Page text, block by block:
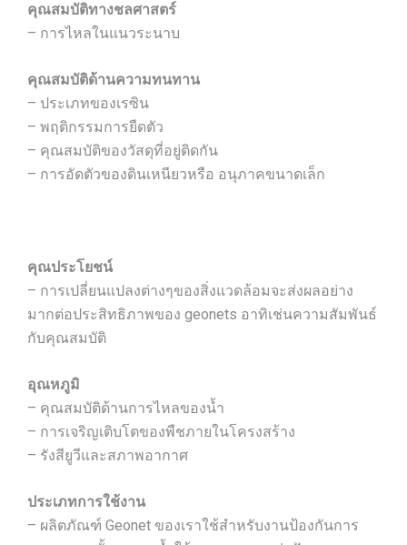
คุณสมบัติทางชลศาสตร์
– การไหลในแนวระนาบ
คุณสมบัติด้านความทนทาน
– ประเภทของเรซิน
– พฤติกรรมการยืดตัว
– คุณสมบัติของวัสดุที่อยู่ติดกัน
– การอัดตัวของดินเหนียวหรือ อนุภาคขนาดเล็ก
คุณประโยชน์
– การเปลี่ยนแปลงต่างๆของสิ่งแวดล้อมจะส่งผลอย่าง
มากต่อประสิทธิภาพของ geonets อาทิเช่นความสัมพันธ์
กับคุณสมบัติ
อุณหภูมิ
– คุณสมบัติด้านการไหลของน้ำ
– การเจริญเติบโตของพืชภายในโครงสร้าง
– รังสียูวีและสภาพอากาศ
ประเภทการใช้งาน
– ผลิตภัณฑ์ Geonet ของเราใช้สำหรับงานป้องกันการ